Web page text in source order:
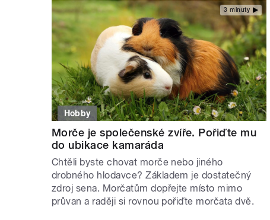
3 minuty
Hobby
Morče je společenské zvíře. Pořiďte mu
do ubikace kamaráda
Chtěli byste chovat morče nebo jiného
drobného hlodavce? Základem je dostatečný
zdroj sena. Morčatům dopřejte místo mimo
průvan a raději si rovnou pořiďte morčata dvě.